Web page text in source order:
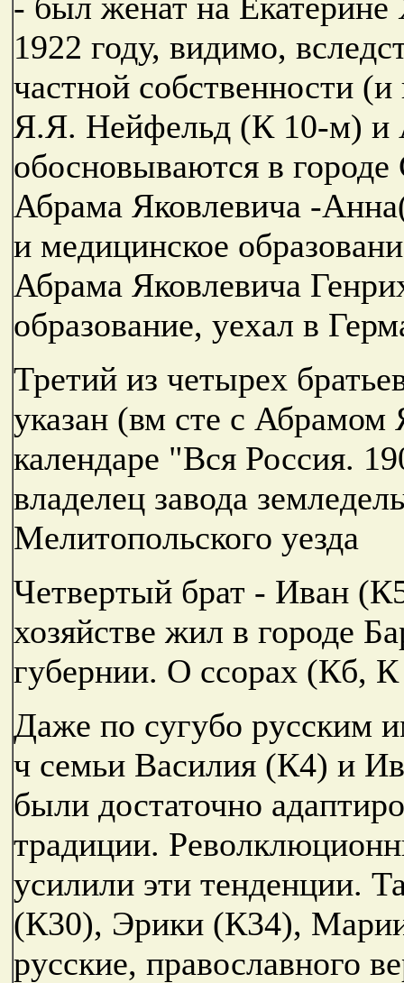
1922 году, видимо,
частной собственности
Я.Я. Нейфельд (К 10-м) и
обосновываются в
Абрама Яковлевича -
и медицинское
Абрама Яковлевича
образование, уехал в
Третий из четырех
указан (вм сте с
календаре "Вся Россия.
владелец завода
Мелитопольского уезда
Четвертый брат - Иван
хозяйстве жил в городе
губернии. О ссорах (Кб, К
Даже по сугубо русским
ч семьи Василия (К4) и
были достаточно
традиции.
усилили эти тенденции.
(К30), Эрики (К34),
русские, православного